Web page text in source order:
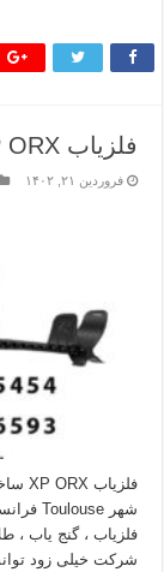
فلزیاب XP ORX ساخت فرانسه
فروردین ۲۱, ۱۴۰۲
فلزیاب ، گنج یاب ،
شرکت خیلی زود